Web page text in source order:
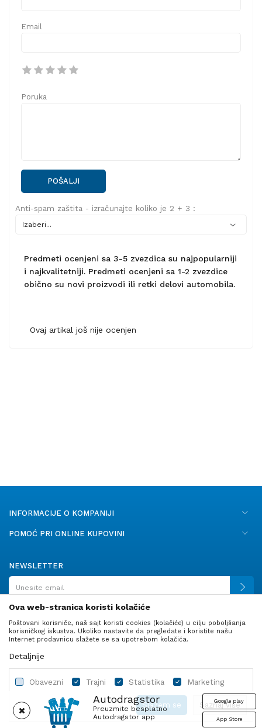
Autodragstor
Preuzmite besplatno
Autodragstor app
Google play
App Store
Email
Poruka
POŠALJI
Anti-spam zaštita - izračunajte koliko je 2 + 3 :
Predmeti ocenjeni sa 3-5 zvezdica su najpopularniji
i najkvalitetniji. Predmeti ocenjeni sa 1-2 zvezdice
obično su novi proizvodi ili retki delovi automobila.
Ovaj artikal još nije ocenjen
INFORMACIJE O KOMPANIJI
POMOĆ PRI ONLINE KUPOVINI
NEWSLETTER
PRATITE NAS
Autodelovi Ulje i tečnosti
Ova web-stranica koristi kolačiće
Poštovani korisniče, naš sajt koristi cookies (kolačiće) u cilju poboljšanja
korisničkog iskustva. Ukoliko nastavite da pregledate i koristite našu
Internet prodavnicu slažete se sa upotrebom kolačića.
Detaljnije
Obavezni Trajni Statistika Marketing
Saznaj više
Slažem se